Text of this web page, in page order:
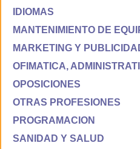
IDIOMAS
MANTENIMIENTO DE
MARKETING Y
OFIMATICA,
OPOSICIONES
OTRAS PROFESIONES
PROGRAMACION
SANIDAD Y SALUD